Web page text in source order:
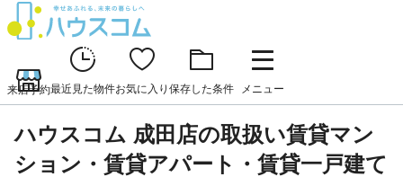
来店予約最近見た物件お気に入り 保存した条件 メニュー
ハウスコム 成田店の取扱い賃貸マン
ション・賃貸アパート・賃貸一戸建て